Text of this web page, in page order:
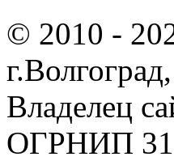
© 2010 -
Владелец
ОГРНИП